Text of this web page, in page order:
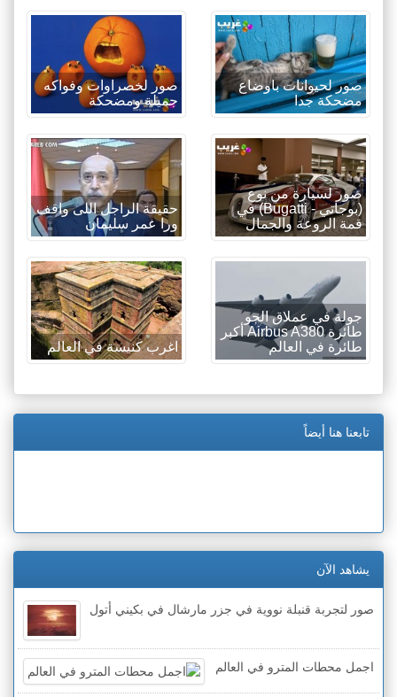
صور لحيوانات باوضاع
مضحكة جدا
صور لخصراوات وفواكه
جميلة ومضحكة
صور لسيارة من نوع
(بوجاتي - Bugatti) في
قمة الروعة والجمال
حقيقة الراجل اللى واقف
ورا عمر سليمان
جولة في عملاق الجو
طائرة Airbus A380 أكبر
طائرة في العالم
اغرب كنيسة في العالم
تابعنا هنا أيضاً
يشاهد الآن
صور لتجربة قنبلة نووية في جزر مارشال في بكيني أتول
اجمل محطات المترو في العالم